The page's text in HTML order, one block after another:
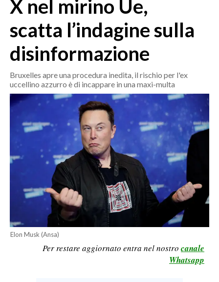
MEDIO CAMPIDANO
SASSARI E PROVINCIA
GALLURA
NUORO E PROVINCIA
OGLIASTRA
AGENDA
ITALIA
ECONOMIA
SERVIZI ALLE IMPRESE
LAVORO
X nel mirino Ue,
scatta l’indagine sulla
disinformazione
Bruxelles apre una procedura inedita, il rischio per l'ex
uccellino azzurro è di incappare in una maxi-multa
Elon Musk (Ansa)
Per restare aggiornato entra nel nostro canale
Whatsapp